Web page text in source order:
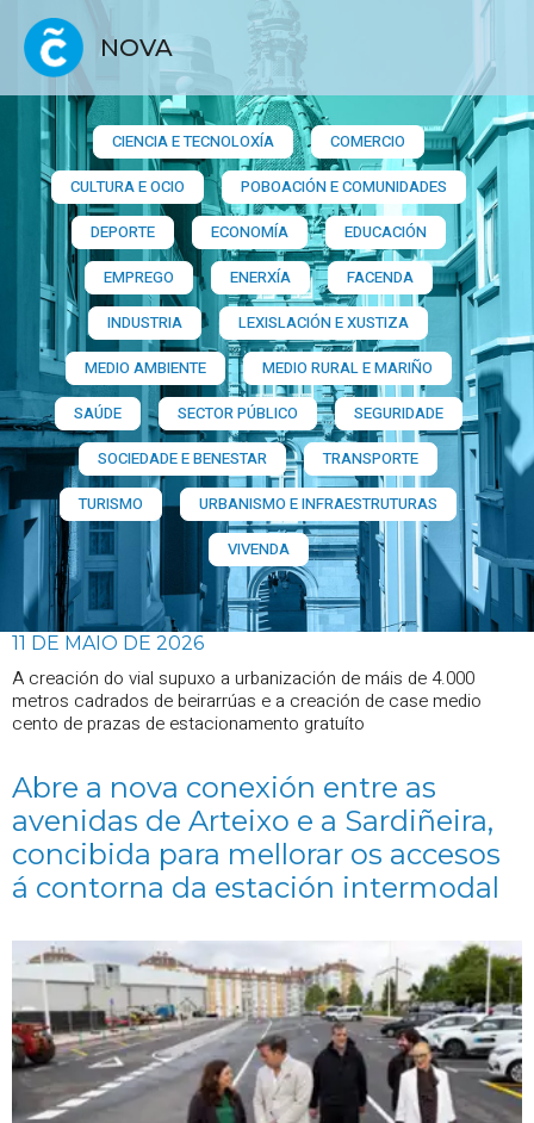
NOVA
CIENCIA E TECNOLOXÍA
COMERCIO
CULTURA E OCIO
POBOACIÓN E COMUNIDADES
DEPORTE
ECONOMÍA
EDUCACIÓN
EMPREGO
ENERXÍA
FACENDA
INDUSTRIA
LEXISLACIÓN E XUSTIZA
MEDIO AMBIENTE
MEDIO RURAL E MARIÑO
SAÚDE
SECTOR PÚBLICO
SEGURIDADE
SOCIEDADE E BENESTAR
TRANSPORTE
TURISMO
URBANISMO E INFRAESTRUTURAS
VIVENDA
11 DE MAIO DE 2026
A creación do vial supuxo a urbanización de máis de 4.000
metros cadrados de beirarrúas e a creación de case medio
cento de prazas de estacionamento gratuíto
Abre a nova conexión entre as
avenidas de Arteixo e a Sardiñeira,
concibida para mellorar os accesos
á contorna da estación intermodal